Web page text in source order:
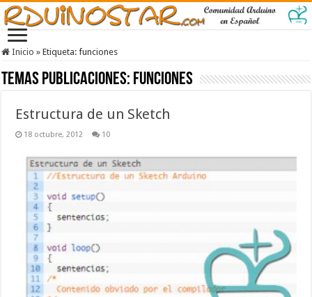
Inicio » Etiqueta:funciones
Temas Publicaciones: funciones
Estructura de un Sketch
18 octubre, 2012 10